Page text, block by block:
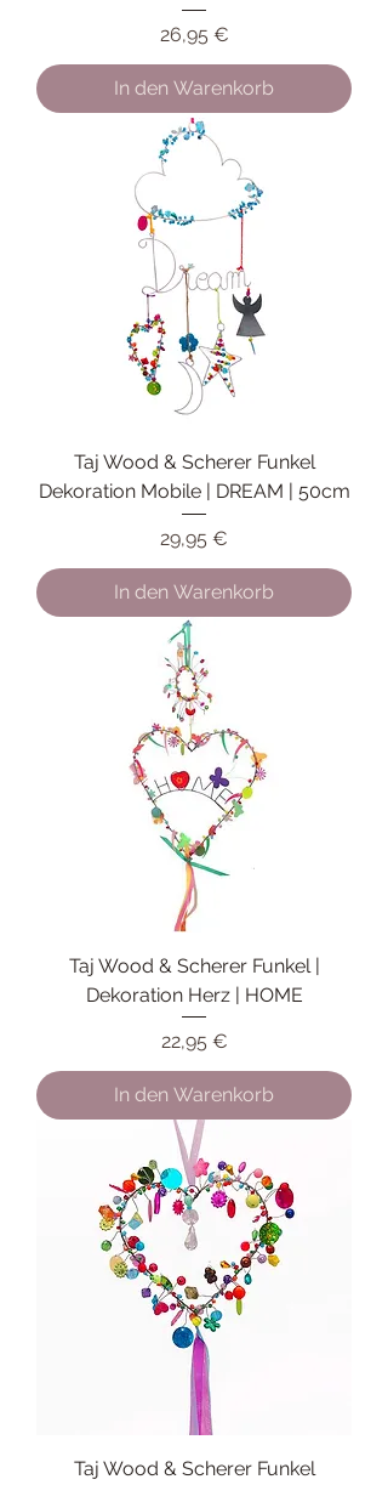
Preis
26,95 €
In den Warenkorb
Taj Wood & Scherer Funkel
Dekoration Mobile | DREAM | 50cm
Preis
29,95 €
In den Warenkorb
Taj Wood & Scherer Funkel |
Dekoration Herz | HOME
Preis
22,95 €
In den Warenkorb
Taj Wood & Scherer Funkel